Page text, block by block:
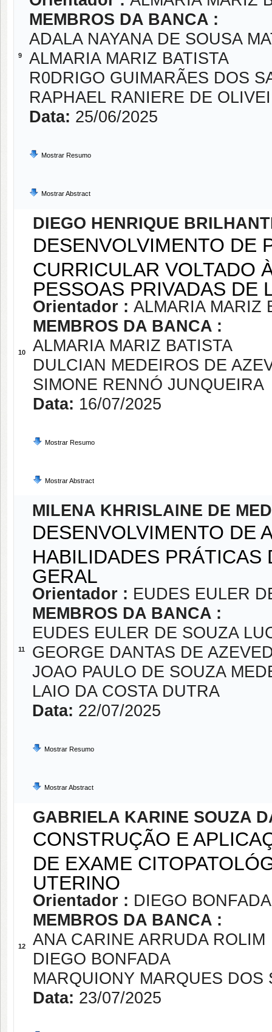
9
MEMBROS DA BANCA :
ADALA NAYANA DE SOUSA
ALMARIA MARIZ BATISTA
R0DRIGO GUIMARÃES DOS
RAPHAEL RANIERE DE
Data: 25/06/2025
Mostrar Resumo
Mostrar Abstract
10
DIEGO HENRIQUE
DESENVOLVIMENTO DE
CURRICULAR VOLTADO
PESSOAS PRIVADAS DE
Orientador : ALMARIA MARIZ
MEMBROS DA BANCA :
ALMARIA MARIZ BATISTA
DULCIAN MEDEIROS DE
SIMONE RENNÓ JUNQUEIRA
Data: 16/07/2025
Mostrar Resumo
Mostrar Abstract
11
MILENA KHRISLAINE DE
DESENVOLVIMENTO DE
HABILIDADES PRÁTICAS
GERAL
Orientador : EUDES EULER
MEMBROS DA BANCA :
EUDES EULER DE SOUZA
GEORGE DANTAS DE
JOAO PAULO DE SOUZA
LAIO DA COSTA DUTRA
Data: 22/07/2025
Mostrar Resumo
Mostrar Abstract
12
GABRIELA KARINE SOUZA
CONSTRUÇÃO E
DE EXAME
UTERINO
Orientador : DIEGO BONFADA
MEMBROS DA BANCA :
ANA CARINE ARRUDA ROLIM
DIEGO BONFADA
MARQUIONY MARQUES DOS
Data: 23/07/2025